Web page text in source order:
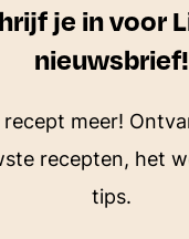
je in voor
nieuwsbrief!
recept meer!
recepten, het
tips.